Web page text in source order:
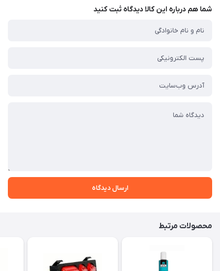
شما هم درباره این کالا دیدگاه ثبت کنید
ارسال دیدگاه
محصولات مرتبط